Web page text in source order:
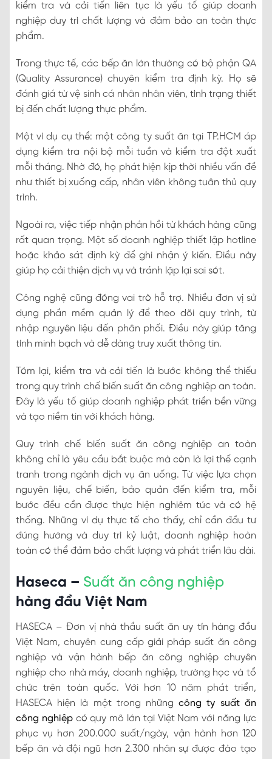
kiểm tra và cải tiến liên tục là yếu tố giúp doanh
nghiệp duy trì chất lượng và đảm bảo an toàn thực
phẩm.
Trong thực tế, các bếp ăn lớn thường có bộ phận QA
(Quality Assurance) chuyên kiểm tra định kỳ. Họ sẽ
đánh giá từ vệ sinh cá nhân nhân viên, tình trạng thiết
bị đến chất lượng thực phẩm.
Một ví dụ cụ thể: một công ty suất ăn tại TP.HCM áp
dụng kiểm tra nội bộ mỗi tuần và kiểm tra đột xuất
mỗi tháng. Nhờ đó, họ phát hiện kịp thời nhiều vấn đề
như thiết bị xuống cấp, nhân viên không tuân thủ quy
trình.
Ngoài ra, việc tiếp nhận phản hồi từ khách hàng cũng
rất quan trọng. Một số doanh nghiệp thiết lập hotline
hoặc khảo sát định kỳ để ghi nhận ý kiến. Điều này
giúp họ cải thiện dịch vụ và tránh lặp lại sai sót.
Công nghệ cũng đóng vai trò hỗ trợ. Nhiều đơn vị sử
dụng phần mềm quản lý để theo dõi quy trình, từ
nhập nguyên liệu đến phân phối. Điều này giúp tăng
tính minh bạch và dễ dàng truy xuất thông tin.
Tóm lại, kiểm tra và cải tiến là bước không thể thiếu
trong quy trình chế biến suất ăn công nghiệp an toàn.
Đây là yếu tố giúp doanh nghiệp phát triển bền vững
và tạo niềm tin với khách hàng.
Quy trình chế biến suất ăn công nghiệp an toàn
không chỉ là yêu cầu bắt buộc mà còn là lợi thế cạnh
tranh trong ngành dịch vụ ăn uống. Từ việc lựa chọn
nguyên liệu, chế biến, bảo quản đến kiểm tra, mỗi
bước đều cần được thực hiện nghiêm túc và có hệ
thống. Những ví dụ thực tế cho thấy, chỉ cần đầu tư
đúng hướng và duy trì kỷ luật, doanh nghiệp hoàn
toàn có thể đảm bảo chất lượng và phát triển lâu dài.
Haseca – Suất ăn công nghiệp
hàng đầu Việt Nam
HASECA – Đơn vị nhà thầu suất ăn uy tín hàng đầu
Việt Nam, chuyên cung cấp giải pháp suất ăn công
nghiệp và vận hành bếp ăn công nghiệp chuyên
nghiệp cho nhà máy, doanh nghiệp, trường học và tổ
chức trên toàn quốc. Với hơn 10 năm phát triển,
HASECA hiện là một trong nhữngcông ty suất ăn
công nghiệpcó quy mô lớn tại Việt Nam với năng lực
phục vụ hơn 200.000 suất/ngày, vận hành hơn 120
bếp ăn và đội ngũ hơn 2.300 nhân sự được đào tạo